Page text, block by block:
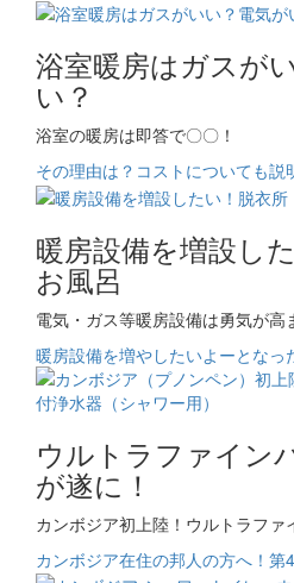
浴室暖房はガスが
い？
浴室の暖房は即答で〇〇！
その理由は？コストについても説
暖房設備を増設し
お風呂
電気・ガス等暖房設備は勇気が高
暖房設備を増やしたいよーとなっ
ウルトラファイン
が遂に！
カンボジア初上陸！ウルトラファ
カンボジア在住の邦人の方へ！第